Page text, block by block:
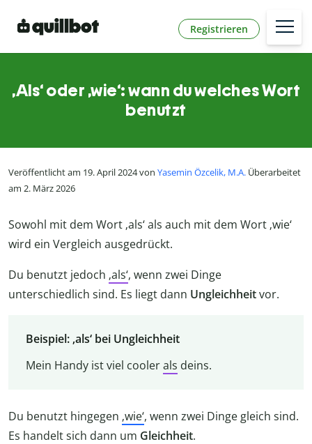
Registrieren
‚Als‘ oder ‚wie‘: wann du welches Wort
benutzt
Veröffentlicht am 19. April 2024 von Yasemin Özcelik, M.A. Überarbeitet
am 2. März 2026
Sowohl mit dem Wort ‚als‘ als auch mit dem Wort ‚wie‘
wird ein Vergleich ausgedrückt.
Du benutzt jedoch ‚als‘, wenn zwei Dinge
unterschiedlich sind. Es liegt dann Ungleichheitvor.
Beispiel: ‚als‘ bei Ungleichheit
Mein Handy ist viel coolerals deins.
Du benutzt hingegen ‚wie‘, wenn zwei Dinge gleich sind.
Es handelt sich dann um Gleichheit.